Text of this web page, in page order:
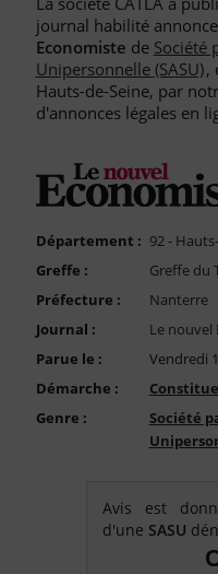
Départements pour la
Liste des Greffes
Liste des CCI
FAQ
Compte PRO
journal habilité
Economiste de Société
Unipersonnelle (SASU),
Hauts-de-Seine, par
d'annonces légales en
Département : 92 -
Greffe :
Greffe du
Préfecture :
Nanterre
Journal :
Le nouvel
Parue le :
Vendredi
Démarche :
Genre :
Société
Avis est
d'une SASU